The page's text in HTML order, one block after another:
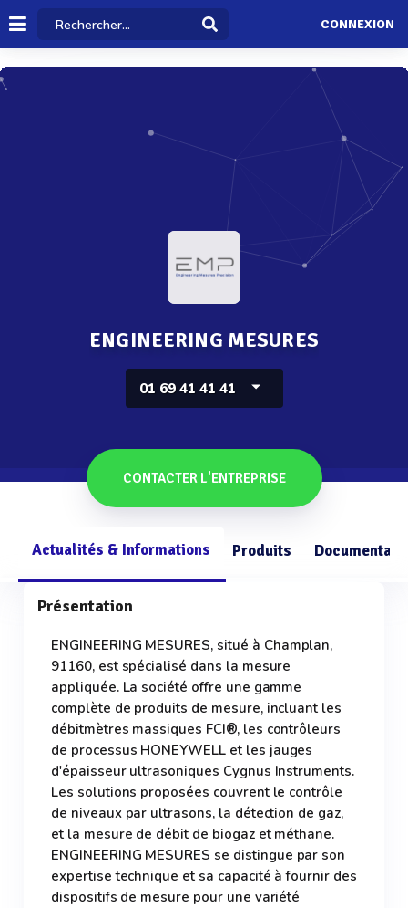
CONNEXION
ENGINEERING MESURES
01 69 41 41 41
CONTACTER L'ENTREPRISE
Actualités & Informations Produits
Présentation
ENGINEERING MESURES, situé à Champlan,
91160, est spécialisé dans la mesure
appliquée. La société offre une gamme
complète de produits de mesure, incluant les
débitmètres massiques FCI®, les contrôleurs
de processus HONEYWELL et les jauges
d'épaisseur ultrasoniques Cygnus Instruments.
Les solutions proposées couvrent le contrôle
de niveaux par ultrasons, la détection de gaz,
et la mesure de débit de biogaz et méthane.
ENGINEERING MESURES se distingue par son
expertise technique et sa capacité à fournir des
dispositifs de mesure pour une variété